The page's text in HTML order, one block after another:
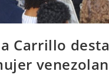
Carrillo